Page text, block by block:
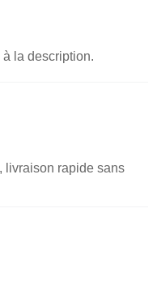
la description.
livraison rapide sans